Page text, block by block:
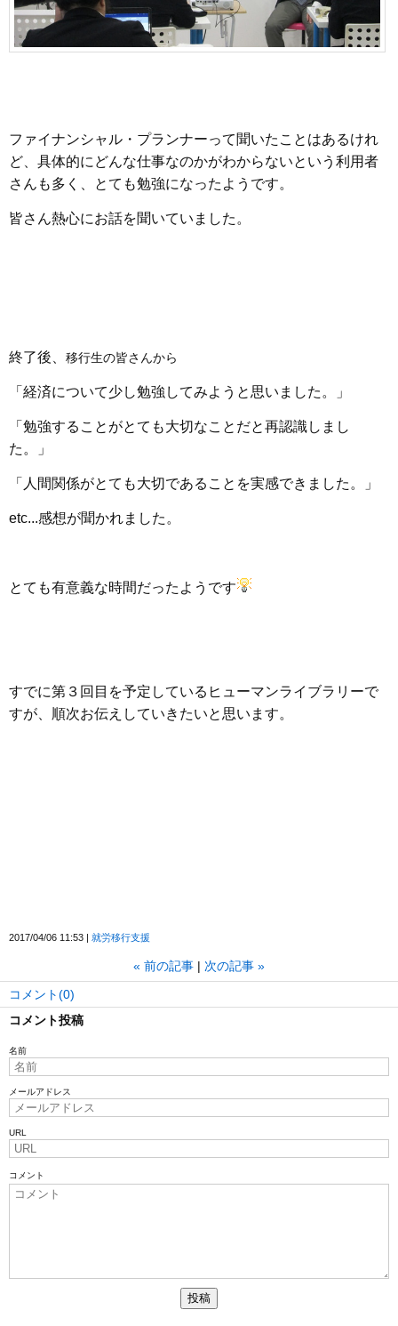
ファイナンシャル・プランナーって聞いたことはあるけれ
ど、具体的にどんな仕事なのかがわからないという利用者
さんも多く、とても勉強になったようです。
皆さん熱心にお話を聞いていました。
終了後、 移行生の皆さんから
「経済について少し勉強してみようと思いました。」
「勉強することがとても大切なことだと再認識しまし
た。」
「人間関係がとても大切であることを実感できました。」
etc...感想が聞かれました。
とても有意義な時間だったようです
すでに第３回目を予定しているヒューマンライブラリーで
すが、順次お伝えしていきたいと思います。
2017/04/06 11:53 就労移行支援
« 前の記事 次の記事 »
コメント(0)
コメント投稿
名前
メールアドレス
URL
コメント